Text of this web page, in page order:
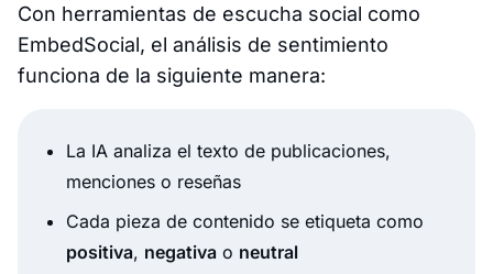
Con herramientas de escucha social como
EmbedSocial, el análisis de sentimiento
funciona de la siguiente manera:
La IA analiza el texto de publicaciones,
menciones o reseñas
Cada pieza de contenido se etiqueta como
positiva, negativa o neutral